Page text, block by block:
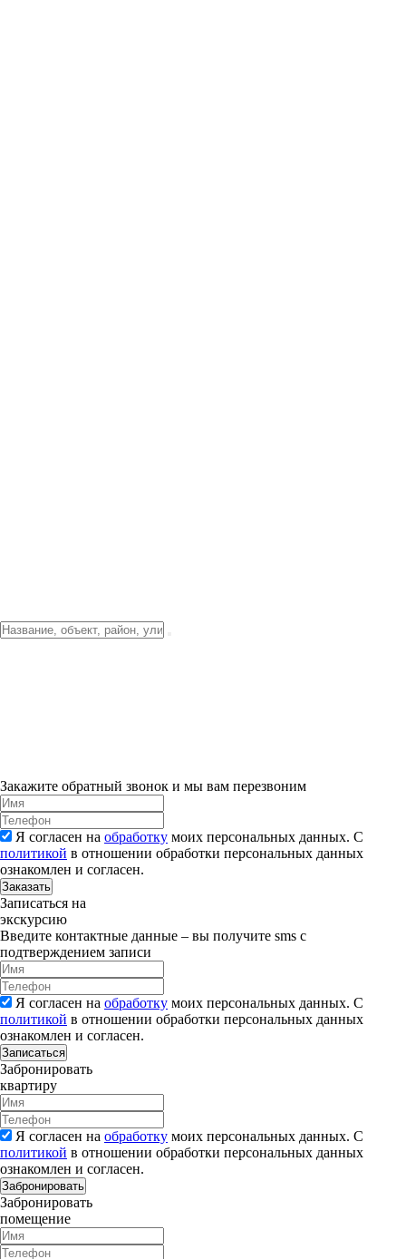
Закажите обратный звонок и мы вам перезвоним
Я согласен на обработку моих персональных данных. С
политикой в отношении обработки персональных данных
ознакомлен и согласен.
Заказать
Записаться на
экскурсию
Введите контактные данные – вы получите sms с
подтверждением записи
Я согласен на обработку моих персональных данных. С
политикой в отношении обработки персональных данных
ознакомлен и согласен.
Записаться
Забронировать
квартиру
Я согласен на обработку моих персональных данных. С
политикой в отношении обработки персональных данных
ознакомлен и согласен.
Забронировать
Забронировать
помещение